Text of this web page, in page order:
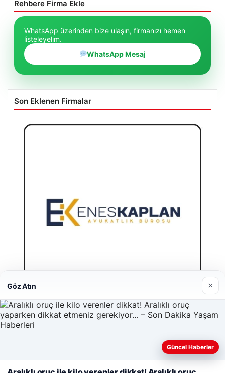
Rehbere Firma Ekle
WhatsApp üzerinden bize ulaşın, firmanızı hemen
listeleyelim.
WhatsApp Mesaj
Son Eklenen Firmalar
Enes Kaplan Avukatlık Bürosu
Göz Atın ×
Güncel Haberler